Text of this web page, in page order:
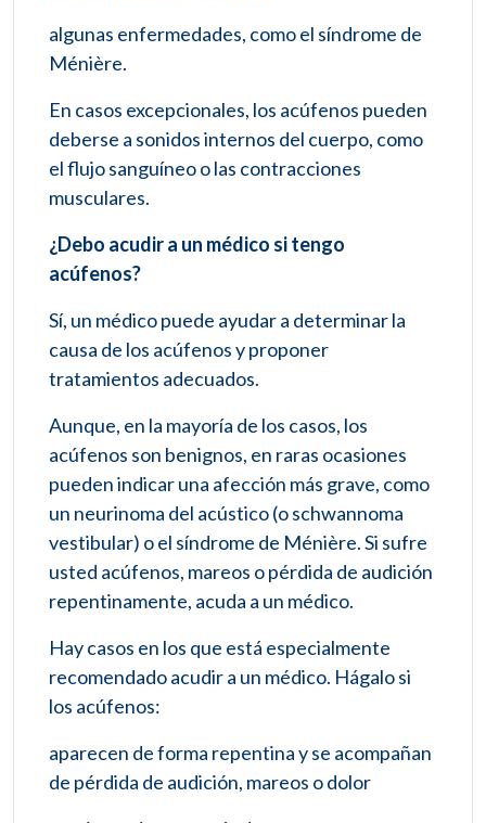
algunas enfermedades, como el síndrome de
Ménière.
En casos excepcionales, los acúfenos pueden
deberse a sonidos internos del cuerpo, como
el flujo sanguíneo o las contracciones
musculares.
¿Debo acudir a un médico si tengo
acúfenos?
Sí, un médico puede ayudar a determinar la
causa de los acúfenos y proponer
tratamientos adecuados.
Aunque, en la mayoría de los casos, los
acúfenos son benignos, en raras ocasiones
pueden indicar una afección más grave, como
un neurinoma del acústico (o schwannoma
vestibular) o el síndrome de Ménière. Si sufre
usted acúfenos, mareos o pérdida de audición
repentinamente, acuda a un médico.
Hay casos en los que está especialmente
recomendado acudir a un médico. Hágalo si
los acúfenos:
aparecen de forma repentina y se acompañan
de pérdida de audición, mareos o dolor